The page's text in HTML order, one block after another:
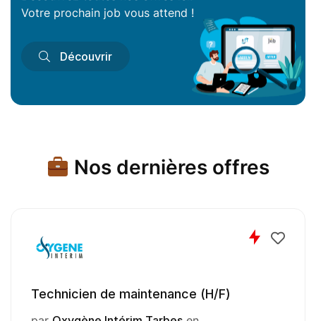
Votre prochain job vous attend !
Découvrir
Nos dernières offres
Technicien de maintenance (H/F)